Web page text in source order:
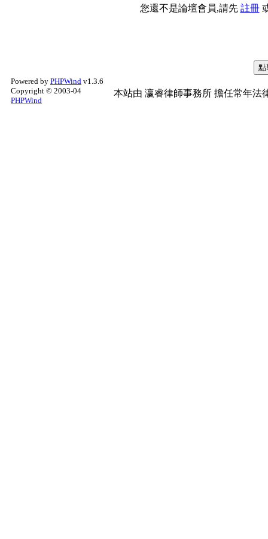
您還不是論壇會員,請先 註冊
Powered by PHPWind v1.3.6
Copyright © 2003-04
PHPWind
本站由 瀛睿律師事務所 擔任常年法